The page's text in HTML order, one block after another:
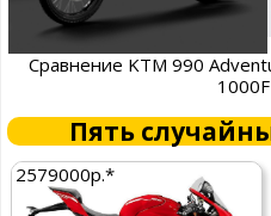
Сравнение KTM 990
Пять
2579000р.*